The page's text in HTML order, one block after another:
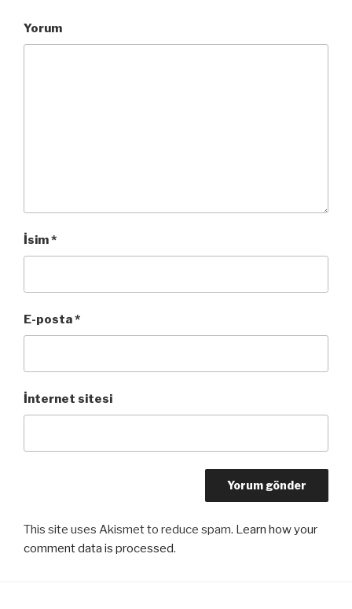
Yorum
İsim*
E-posta*
İnternet sitesi
This site uses Akismet to reduce spam. Learn how your
comment data is processed.